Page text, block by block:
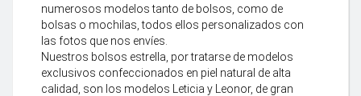
numerosos modelos tanto de bolsos, como de
bolsas o mochilas, todos ellos personalizados con
las fotos que nos envíes.
Nuestros bolsos estrella, por tratarse de modelos
exclusivos confeccionados en piel natural de alta
calidad, son los modelos Leticia y Leonor, de gran